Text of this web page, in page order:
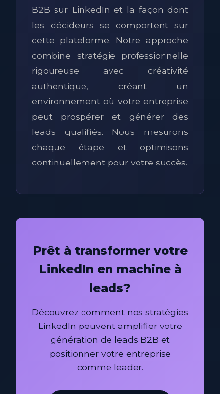
B2B sur LinkedIn et la façon dont
les décideurs se comportent sur
cette plateforme. Notre approche
combine stratégie professionnelle
rigoureuse avec créativité
authentique, créant un
environnement où votre entreprise
peut prospérer et générer des
leads qualifiés. Nous mesurons
chaque étape et optimisons
continuellement pour votre succès.
Prêt à transformer votre
LinkedIn en machine à
leads?
Découvrez comment nos stratégies
LinkedIn peuvent amplifier votre
génération de leads B2B et
positionner votre entreprise
comme leader.